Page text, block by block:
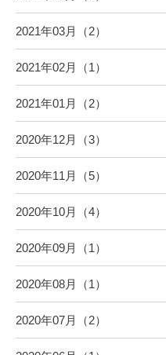
2021年03月（2）
2021年02月（1）
2021年01月（2）
2020年12月（3）
2020年11月（5）
2020年10月（4）
2020年09月（1）
2020年08月（1）
2020年07月（2）